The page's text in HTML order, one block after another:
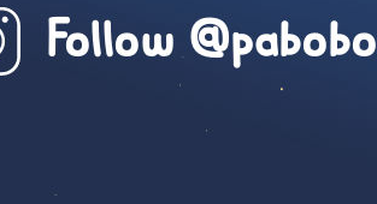
Follow @pabobo